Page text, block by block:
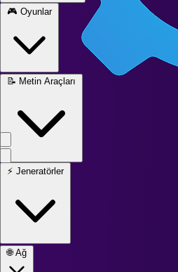
🎮 Oyunlar
📝 Metin Araçları
⚡ Jeneratörler
🌐 Ağ